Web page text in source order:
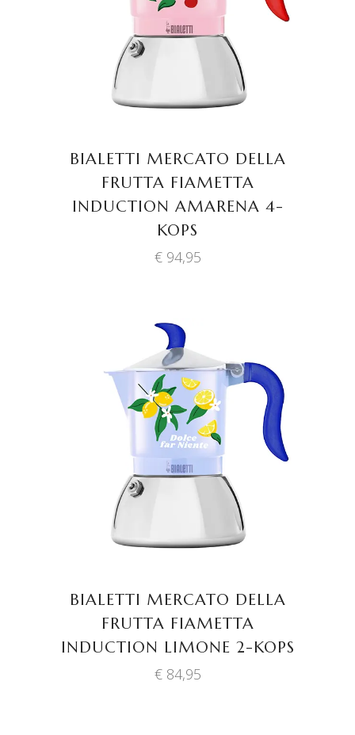
BIALETTI MERCATO DELLA
FRUTTA FIAMETTA
INDUCTION AMARENA 4-
KOPS
€94,95
TOEVOEGEN AAN
WINKELWAGEN
BIALETTI MERCATO DELLA
FRUTTA FIAMETTA
INDUCTION LIMONE 2-KOPS
€84,95